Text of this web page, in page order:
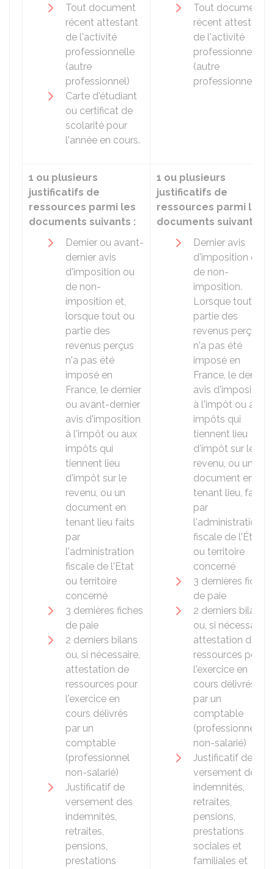
Tout document
récent attestant
de l'activité
professionnelle
(autre
professionnel)
Carte d'étudiant
ou certificat de
scolarité pour
l'année en cours.
Tout document
récent attestant
de l'activité
professionnelle
(autre
professionnel).
1 ou plusieurs
justificatifs de
ressources parmi les
documents suivants :
Dernier ou avant-
dernier avis
d'imposition ou
de non-
imposition et,
lorsque tout ou
partie des
revenus perçus
n'a pas été
imposé en
France, le dernier
ou avant-dernier
avis d'imposition
à l'impôt ou aux
impôts qui
tiennent lieu
d'impôt sur le
revenu, ou un
document en
tenant lieu faits
par
l'administration
fiscale de l'Etat
ou territoire
concerné
3 dernières fiches
de paie
2 derniers bilans
ou, si nécessaire,
attestation de
ressources pour
l'exercice en
cours délivrés
par un
comptable
(professionnel
non-salarié)
Justificatif de
versement des
indemnités,
retraites,
pensions,
prestations
1 ou plusieurs
justificatifs de
ressources parmi les
documents suivants :
Dernier avis
d'imposition ou
de non-
imposition.
Lorsque tout ou
partie des
revenus perçus
n'a pas été
imposé en
France, le dernier
avis d'imposition
à l'impôt ou aux
impôts qui
tiennent lieu
d'impôt sur le
revenu, ou un
document en
tenant lieu, faits
par
l'administration
fiscale de l'État
ou territoire
concerné
3 dernières fiches
de paie
2 derniers bilans
ou, si nécessaire,
attestation de
ressources pour
l'exercice en
cours délivrés
par un
comptable
(professionnel
non-salarié)
Justificatif de
versement des
indemnités,
retraites,
pensions,
prestations
sociales et
familiales et